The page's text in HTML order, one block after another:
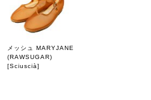
メッシュ MARYJANE
(RAWSUGAR)
[Sciuscià]